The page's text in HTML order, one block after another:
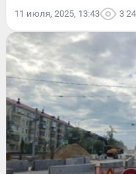
11 июля, 2025, 13:43 3